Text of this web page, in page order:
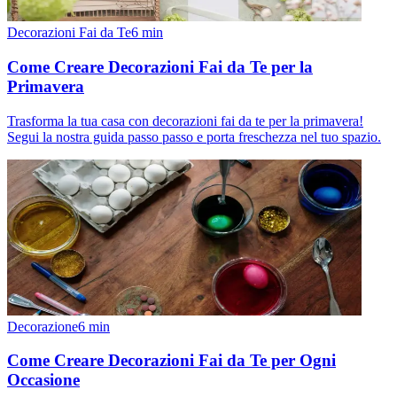
Decorazioni Fai da Te6 min
Come Creare Decorazioni Fai da Te per la
Primavera
Trasforma la tua casa con decorazioni fai da te per la primavera!
Segui la nostra guida passo passo e porta freschezza nel tuo spazio.
Decorazione6 min
Come Creare Decorazioni Fai da Te per Ogni
Occasione